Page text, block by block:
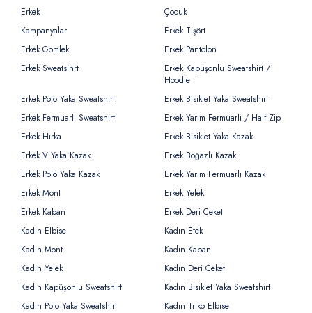
Erkek
Çocuk
Kampanyalar
Erkek Tişört
Erkek Gömlek
Erkek Pantolon
Erkek Sweatsihrt
Erkek Kapüşonlu Sweatshirt /
Hoodie
Erkek Polo Yaka Sweatshirt
Erkek Bisiklet Yaka Sweatshirt
Erkek Fermuarlı Sweatshirt
Erkek Yarım Fermuarlı / Half Zip
Erkek Hırka
Erkek Bisiklet Yaka Kazak
Erkek V Yaka Kazak
Erkek Boğazlı Kazak
Erkek Polo Yaka Kazak
Erkek Yarım Fermuarlı Kazak
Erkek Mont
Erkek Yelek
Erkek Kaban
Erkek Deri Ceket
Kadın Elbise
Kadın Etek
Kadın Mont
Kadın Kaban
Kadın Yelek
Kadın Deri Ceket
Kadın Kapüşonlu Sweatshirt
Kadın Bisiklet Yaka Sweatshirt
Kadın Polo Yaka Sweatshirt
Kadın Triko Elbise